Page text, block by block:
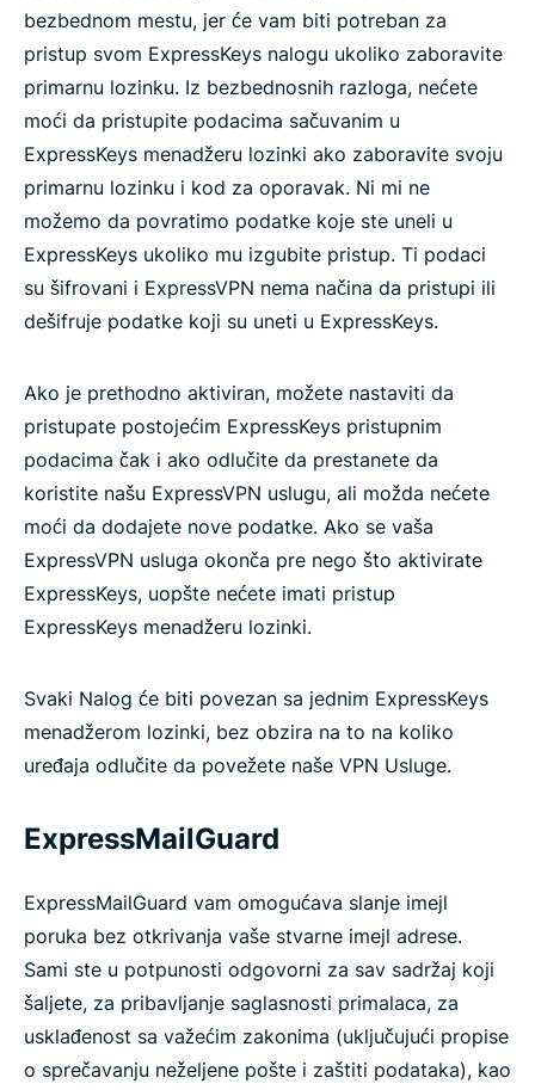
bezbednom mestu, jer će vam biti potreban za
pristup svom ExpressKeys nalogu ukoliko zaboravite
primarnu lozinku. Iz bezbednosnih razloga, nećete
moći da pristupite podacima sačuvanim u
ExpressKeys menadžeru lozinki ako zaboravite svoju
primarnu lozinku i kod za oporavak. Ni mi ne
možemo da povratimo podatke koje ste uneli u
ExpressKeys ukoliko mu izgubite pristup. Ti podaci
su šifrovani i ExpressVPN nema načina da pristupi ili
dešifruje podatke koji su uneti u ExpressKeys.
Ako je prethodno aktiviran, možete nastaviti da
pristupate postojećim ExpressKeys pristupnim
podacima čak i ako odlučite da prestanete da
koristite našu ExpressVPN uslugu, ali možda nećete
moći da dodajete nove podatke. Ako se vaša
ExpressVPN usluga okonča pre nego što aktivirate
ExpressKeys, uopšte nećete imati pristup
ExpressKeys menadžeru lozinki.
Svaki Nalog će biti povezan sa jednim ExpressKeys
menadžerom lozinki, bez obzira na to na koliko
uređaja odlučite da povežete naše VPN Usluge.
ExpressMailGuard
ExpressMailGuard vam omogućava slanje imejl
poruka bez otkrivanja vaše stvarne imejl adrese.
Sami ste u potpunosti odgovorni za sav sadržaj koji
šaljete, za pribavljanje saglasnosti primalaca, za
usklađenost sa važećim zakonima (uključujući propise
o sprečavanju neželjene pošte i zaštiti podataka), kao